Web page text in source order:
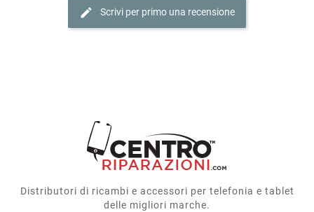
edit Scrivi per primo una recensione
Distributori di ricambi e accessori per telefonia e tablet
delle migliori marche.